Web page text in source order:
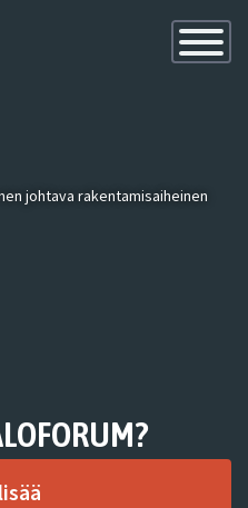
Toggle
johtava rakentamisaiheinen